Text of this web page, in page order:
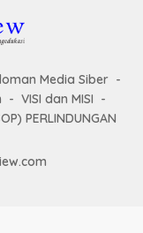
Media Siber
VISI dan MISI
PERLINDUNGAN